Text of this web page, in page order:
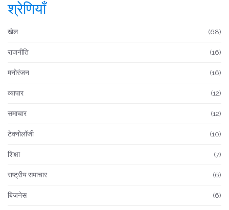
श्रेणियाँ
खेल (68)
राजनीति (16)
मनोरंजन (16)
व्यापार (12)
समाचार (12)
टेक्नोलॉजी (10)
शिक्षा (7)
राष्ट्रीय समाचार (6)
बिजनेस (6)